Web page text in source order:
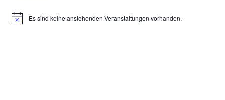
H
Es sind keine anstehenden Veranstaltungen vorhanden.